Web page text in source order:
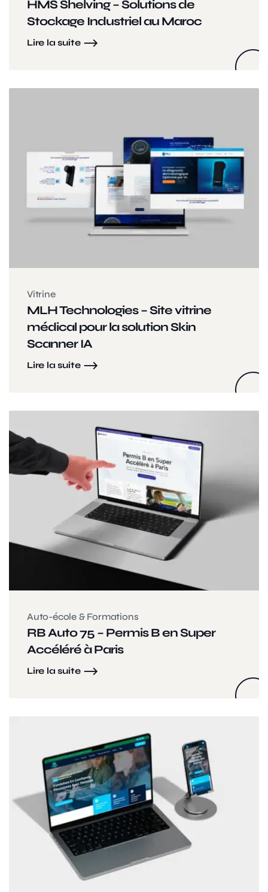
HMS Shelving – Solutions de
Stockage Industriel au Maroc
Lire la suite
Vitrine
MLH Technologies – Site vitrine
médical pour la solution Skin
Scanner IA
Lire la suite
Auto-école & Formations
RB Auto 75 – Permis B en Super
Accéléré à Paris
Lire la suite